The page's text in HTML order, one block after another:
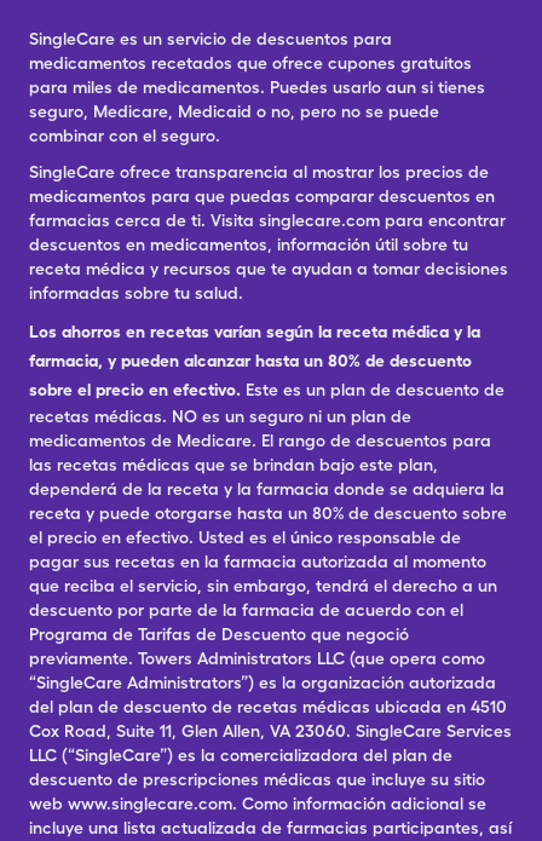
SingleCare es un servicio de descuentos para
medicamentos recetados que ofrece cupones gratuitos
para miles de medicamentos. Puedes usarlo aun si tienes
seguro, Medicare, Medicaid o no, pero no se puede
combinar con el seguro.
SingleCare ofrece transparencia al mostrar los precios de
medicamentos para que puedas comparar descuentos en
farmacias cerca de ti. Visita singlecare.com para encontrar
descuentos en medicamentos, información útil sobre tu
receta médica y recursos que te ayudan a tomar decisiones
informadas sobre tu salud.
Los ahorros en recetas varían según la receta médica y la
farmacia, y pueden alcanzar hasta un 80% de descuento
sobre el precio en efectivo. Este es un plan de descuento de
recetas médicas. NO es un seguro ni un plan de
medicamentos de Medicare. El rango de descuentos para
las recetas médicas que se brindan bajo este plan,
dependerá de la receta y la farmacia donde se adquiera la
receta y puede otorgarse hasta un 80% de descuento sobre
el precio en efectivo. Usted es el único responsable de
pagar sus recetas en la farmacia autorizada al momento
que reciba el servicio, sin embargo, tendrá el derecho a un
descuento por parte de la farmacia de acuerdo con el
Programa de Tarifas de Descuento que negoció
previamente. Towers Administrators LLC (que opera como
“SingleCare Administrators”) es la organización autorizada
del plan de descuento de recetas médicas ubicada en 4510
Cox Road, Suite 11, Glen Allen, VA 23060. SingleCare Services
LLC (“SingleCare”) es la comercializadora del plan de
descuento de prescripciones médicas que incluye su sitio
web www.singlecare.com. Como información adicional se
incluye una lista actualizada de farmacias participantes, así